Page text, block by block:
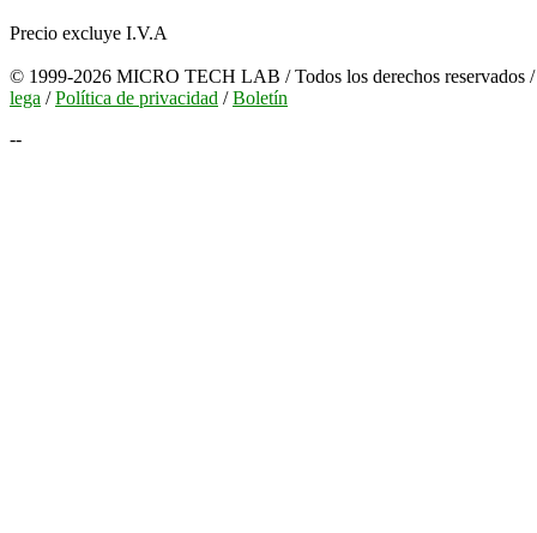
Precio excluye I.V.A
© 1999-2026 MICRO TECH LAB / Todos los derechos reservados /
lega /Política de privacidad /Boletín
--